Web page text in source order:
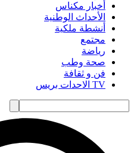
أخبار مكناس
الأحداث الوطنية
أنشطة ملكية
مجتمع
رياضة
صحة وطب
فن و ثقافة
TV الاحدات بريس